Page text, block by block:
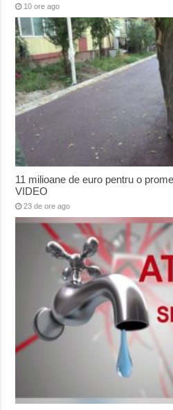
10 ore ago
11 milioane de euro pentru o
VIDEO
23 de ore ago